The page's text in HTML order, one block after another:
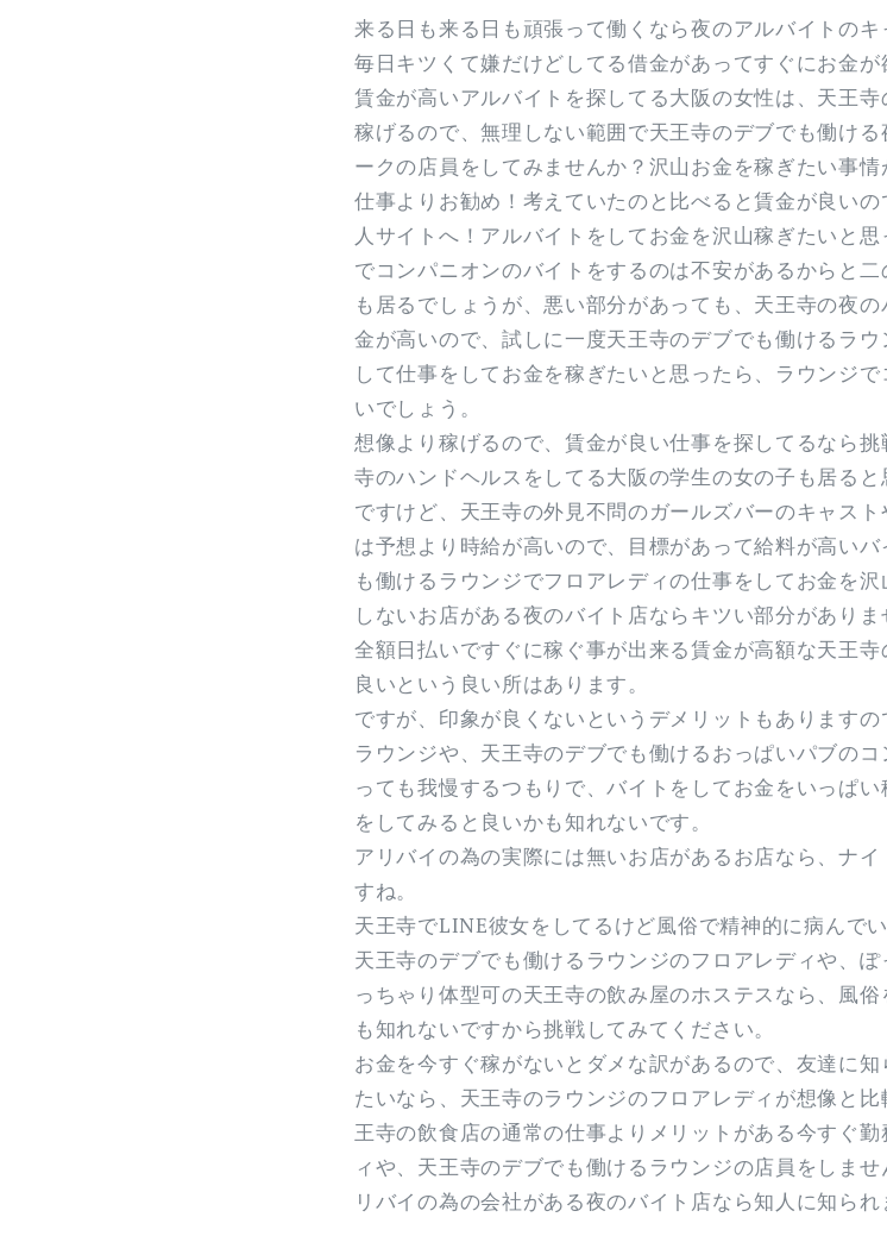
来る日も来る日も頑張って働くなら夜のアルバイトの
毎日キツくて嫌だけどしてる借金があってすぐにお金
賃金が高いアルバイトを探してる大阪の女性は、天王
稼げるので、無理しない範囲で天王寺のデブでも働け
ークの店員をしてみませんか？沢山お金を稼ぎたい事
仕事よりお勧め！考えていたのと比べると賃金が良い
人サイトへ！アルバイトをしてお金を沢山稼ぎたいと
でコンパニオンのバイトをするのは不安があるからと
も居るでしょうが、悪い部分があっても、天王寺の夜
金が高いので、試しに一度天王寺のデブでも働けるラ
して仕事をしてお金を稼ぎたいと思ったら、ラウンジ
いでしょう。
想像より稼げるので、賃金が良い仕事を探してるなら
寺のハンドヘルスをしてる大阪の学生の女の子も居ると
ですけど、天王寺の外見不問のガールズバーのキャス
は予想より時給が高いので、目標があって給料が高い
も働けるラウンジでフロアレディの仕事をしてお金を
しないお店がある夜のバイト店ならキツい部分がありま
全額日払いですぐに稼ぐ事が出来る賃金が高額な天王
良いという良い所はあります。
ですが、印象が良くないというデメリットもあります
ラウンジや、天王寺のデブでも働けるおっぱいパブの
っても我慢するつもりで、バイトをしてお金をいっぱ
をしてみると良いかも知れないです。
アリバイの為の実際には無いお店があるお店なら、ナ
すね。
天王寺でLINE彼女をしてるけど風俗で精神的に病んで
天王寺のデブでも働けるラウンジのフロアレディや、
っちゃり体型可の天王寺の飲み屋のホステスなら、風
も知れないですから挑戦してみてください。
お金を今すぐ稼がないとダメな訳があるので、友達に
たいなら、天王寺のラウンジのフロアレディが想像と
王寺の飲食店の通常の仕事よりメリットがある今すぐ
ィや、天王寺のデブでも働けるラウンジの店員をしま
リバイの為の会社がある夜のバイト店なら知人に知られ